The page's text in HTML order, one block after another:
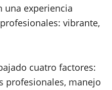
una experiencia
vibrante,
cuatro factores:
profesionales, manejo